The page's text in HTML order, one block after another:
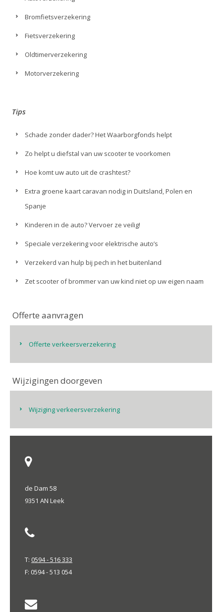
Bromfietsverzekering
Fietsverzekering
Oldtimerverzekering
Motorverzekering
Tips
Schade zonder dader? Het Waarborgfonds helpt
Zo helpt u diefstal van uw scooter te voorkomen
Hoe komt uw auto uit de crashtest?
Extra groene kaart caravan nodig in Duitsland, Polen en
Spanje
Kinderen in de auto? Vervoer ze veilig!
Speciale verzekering voor elektrische auto’s
Verzekerd van hulp bij pech in het buitenland
Zet scooter of brommer van uw kind niet op uw eigen naam
Offerte aanvragen
Offerte verkeersverzekering
Wijzigingen doorgeven
Wijziging verkeersverzekering
de Dam 58
9351 AN Leek
T: 0594 - 516 333
F: 0594 - 513 054